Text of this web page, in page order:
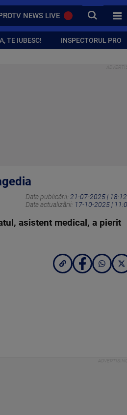
NEWS LIVE CAUTA
TE IUBESC! INSPECTORUL PRO
Data publicării: 21-07-2025 | 18:12
Data actualizării: 17-10-2025 |
asistent medical, a pierit